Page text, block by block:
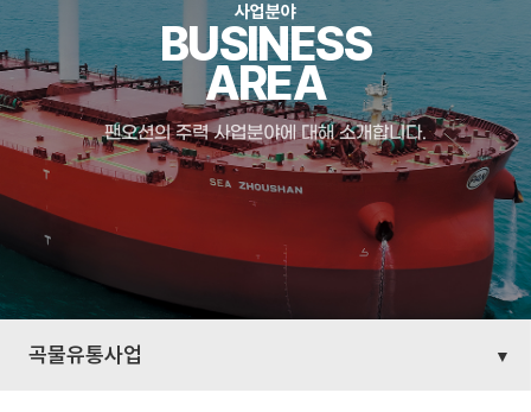
사업분야
BUSINESS
AREA
팬오션의 주력 사업분야에 대해 소개합니다.
곡물유통사업